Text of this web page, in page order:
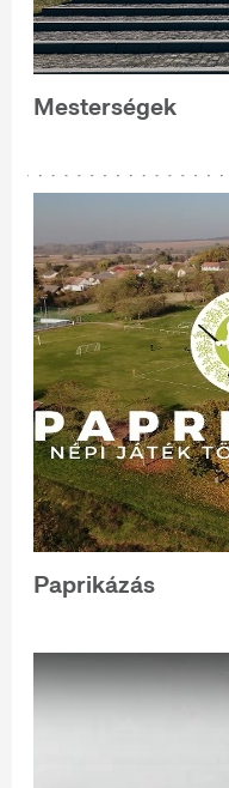
Mesterségek
Paprikázás